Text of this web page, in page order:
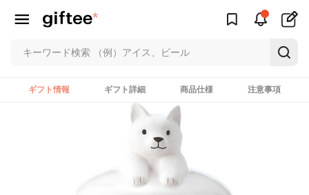
ギフト情報 ギフト詳細 商品仕様 注意事項